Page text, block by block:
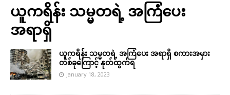
ယူကရိန်း သမ္မတရဲ့ အကြံပေး
အရာရှိ
ယူကရိန်း သမ္မတရဲ့ အကြံပေး အရာရှိ စကားအမှား
တစ်ခုကြောင့် နုတ်ထွက်ရ
January 18, 2023